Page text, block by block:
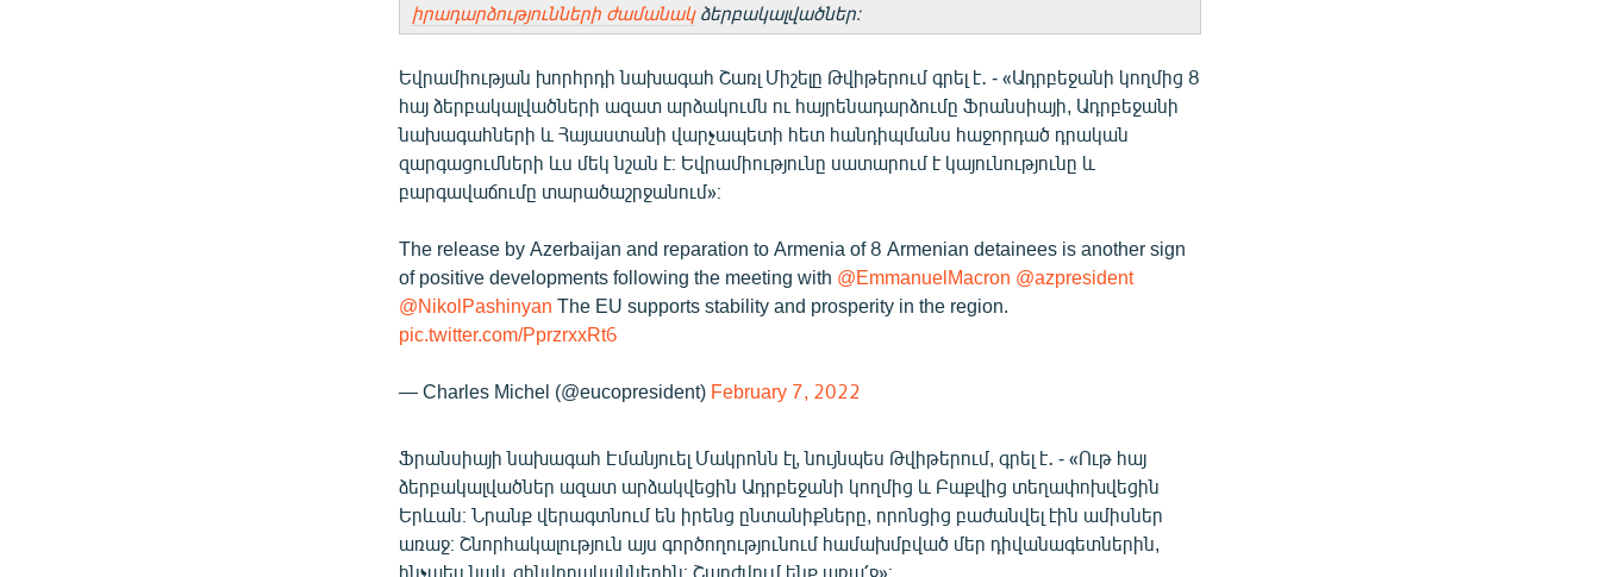
իրադարձությունների ժամանակձերբակալվածներ։
Եվրամիության խորհրդի նախագահ Շառլ Միշելը Թվիթերում գրել է․ - «Ադրբեջանի կողմից 8
հայ ձերբակալվածների ազատ արձակումն ու հայրենադարձումը Ֆրանսիայի, Ադրբեջանի
նախագահների և Հայաստանի վարչապետի հետ հանդիպմանս հաջորդած դրական
զարգացումների ևս մեկ նշան է։ Եվրամիությունը սատարում է կայունությունը և
բարգավաճումը տարածաշրջանում»։
The release by Azerbaijan and reparation to Armenia of 8 Armenian detainees is another sign
of positive developments following the meeting with @EmmanuelMacron @azpresident
@NikolPashinyan The EU supports stability and prosperity in the region.
pic.twitter.com/PprzrxxRt6
— Charles Michel (@eucopresident) February 7, 2022
Ֆրանսիայի նախագահ Էմանյուել Մակրոնն էլ, նույնպես Թվիթերում, գրել է․ - «Ութ հայ
ձերբակալվածներ ազատ արձակվեցին Ադրբեջանի կողմից և Բաքվից տեղափոխվեցին
Երևան։ Նրանք վերագտնում են իրենց ընտանիքները, որոնցից բաժանվել էին ամիսներ
առաջ։ Շնորհակալություն այս գործողությունում համախմբված մեր դիվանագետներին,
ինչպես նաև զինվորականներին։ Շարժվում ենք առա՛ջ»։